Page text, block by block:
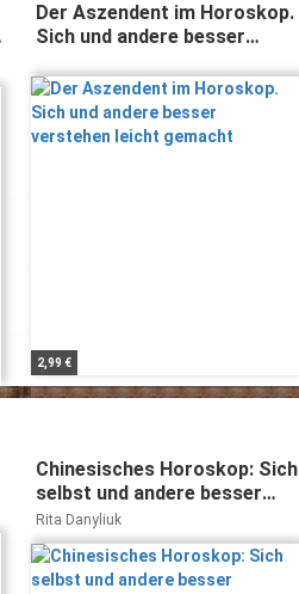
Der Aszendent im Horoskop.
Sich und andere besser
2,99 €
Chinesisches Horoskop: Sich
selbst und andere besser
verstehen (humboldt -
Psychologie &
Lebensgestaltung)
Rita Danyliuk